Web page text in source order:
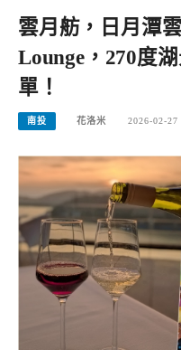
雲月舫，日月潭
Lounge，270度
單！
南投 花洛米 2026-02-27